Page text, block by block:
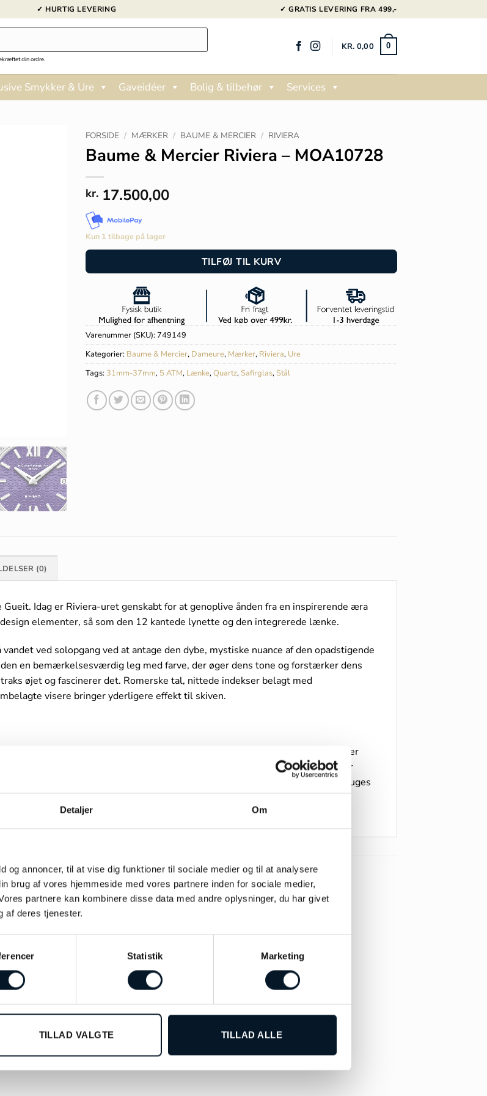
Detaljer Om
og annoncer, til at vise dig funktioner til sociale medier og til at analysere
brug af vores hjemmeside med vores partnere inden for sociale medier,
partnere kan kombinere disse data med andre oplysninger, du har givet
af deres tjenester.
Statistik Marketing
TILLAD VALGTE TILLAD ALLE
✓ HURTIG LEVERING ✓ GRATIS LEVERING FRA 499,-
din ordre.
KR. 0,00 0
Smykker & Ure Gaveidéer Bolig & tilbehør Services
FORSIDE / MÆRKER / BAUME & MERCIER / RIVIERA
Baume & Mercier Riviera – MOA10728
kr. 17.500,00
Kun 1 tilbage på lager
TILFØJ TIL KURV
Varenummer (SKU):749149
Kategorier: Baume & Mercier, Dameure, Mærker, Riviera, Ure
Tags: 31mm-37mm, 5 ATM, Lænke,Quartz, Safirglas, Stål
(0)
Idag er Riviera-uret genskabt for at genoplive ånden fra en inspirerende æra
elementer, så som den 12 kantede lynette og den integrerede lænke.
ved solopgang ved at antage den dybe, mystiske nuance af den opadstigende
en bemærkelsesværdig leg med farve, der øger dens tone og forstærker dens
øjet og fascinerer det. Romerske tal, nittede indekser belagt med
visere bringer yderligere effekt til skiven.
system som gør at du nemt kan skifte lænken til en gummirem, (værktøj er
og giver samtidig mulighed for at uret kan bruges ved sports aktiviteter
hvilket helt er i tråd med designerens tanker om at et ur godt må kunne bruges
I…